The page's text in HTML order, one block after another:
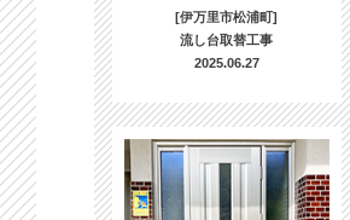
[伊万里市松浦町]
流し台取替工事
2025.06.27